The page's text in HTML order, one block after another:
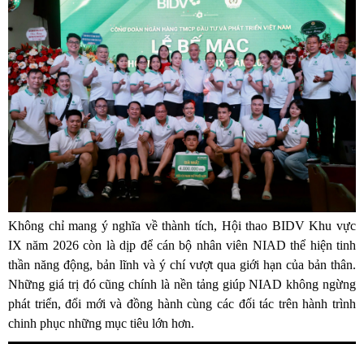
Không chỉ mang ý nghĩa về thành tích, Hội thao BIDV Khu vực
IX năm 2026 còn là dịp để cán bộ nhân viên NIAD thể hiện tinh
thần năng động, bản lĩnh và ý chí vượt qua giới hạn của bản thân.
Những giá trị đó cũng chính là nền tảng giúp NIAD không ngừng
phát triển, đổi mới và đồng hành cùng các đối tác trên hành trình
chinh phục những mục tiêu lớn hơn.